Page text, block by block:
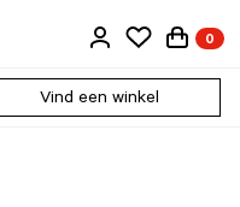
0
Vind een winkel